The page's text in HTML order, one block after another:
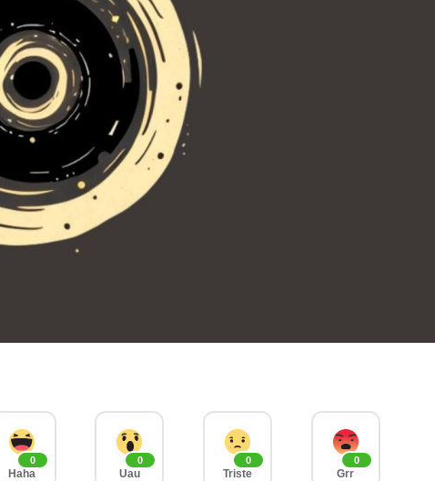
0
Haha
0
Uau
0
Triste
0
Grr